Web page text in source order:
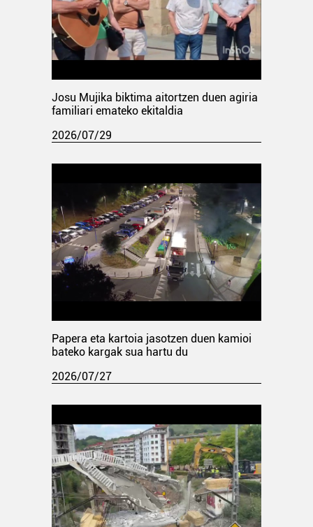
Josu Mujika biktima aitortzen duen agiria
familiari emateko ekitaldia
2026/07/29
Papera eta kartoia jasotzen duen kamioi
bateko kargak sua hartu du
2026/07/27